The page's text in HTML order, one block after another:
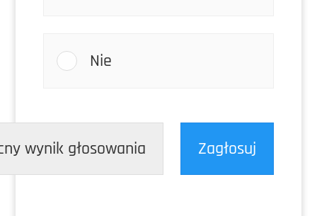
Nie
wynik głosowania Zagłosuj